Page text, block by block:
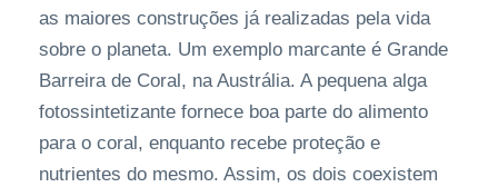
as maiores construções já realizadas pela vida
sobre o planeta. Um exemplo marcante é Grande
Barreira de Coral, na Austrália. A pequena alga
fotossintetizante fornece boa parte do alimento
para o coral, enquanto recebe proteção e
nutrientes do mesmo. Assim, os dois coexistem